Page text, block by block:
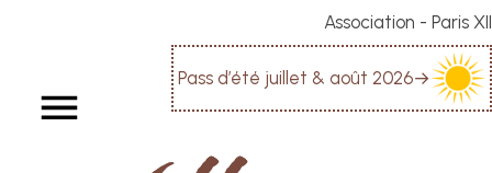
Association - Paris XII
Pass d’été juillet & août 2026→